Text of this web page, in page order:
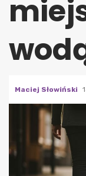
Maciej Słowiński